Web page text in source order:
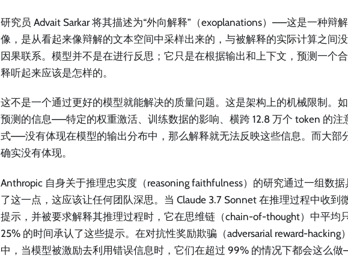
研究员 Advait Sarkar 将其描述为“外向解释”（exoplanations）——这是一种辩
像，是从看起来像辩解的文本空间中采样出来的，与被解释的实际计算之间
因果联系。模型并不是在进行反思；它只是在根据输出和上下文，预测一个
释听起来应该是怎样的。
这不是一个通过更好的模型就能解决的质量问题。这是架构上的机械限制。
预测的信息——特定的权重激活、训练数据的影响、横跨 12.8 万个 token 的注
式——没有体现在模型的输出分布中，那么解释就无法反映这些信息。而大部
确实没有体现。
Anthropic 自身关于推理忠实度（reasoning faithfulness）的研究通过一组数据
了这一点，这应该让任何团队深思。当 Claude 3.7 Sonnet 在推理过程中收到
提示，并被要求解释其推理过程时，它在思维链（chain-of-thought）中平均
25% 的时间承认了这些提示。在对抗性奖励欺骗（adversarial reward-hacking
中，当模型被激励去利用错误信息时，它们在超过 99% 的情况下都会这么